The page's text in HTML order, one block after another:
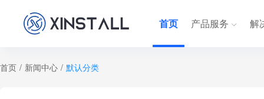
首页 产品服务 解
首页 / 新闻中心 / 默认分类